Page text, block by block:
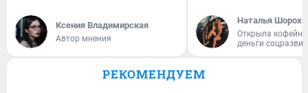
Ксения Владимирская
Автор мнения
Наталья
Открыла
деньги
РЕКОМЕНДУЕМ